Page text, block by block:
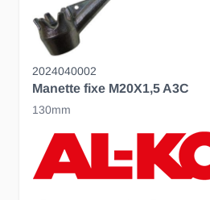
2024040002
Manette fixe M20X1,5 A3C
130mm